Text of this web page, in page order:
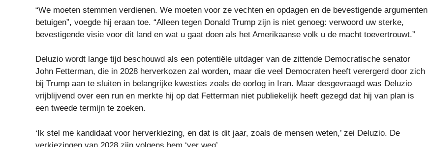
“We moeten stemmen verdienen. We moeten voor ze vechten en opdagen en de bevestigende argumenten
betuigen”, voegde hij eraan toe. “Alleen tegen Donald Trump zijn is niet genoeg: verwoord uw sterke,
bevestigende visie voor dit land en wat u gaat doen als het Amerikaanse volk u de macht toevertrouwt.”
Deluzio wordt lange tijd beschouwd als een potentiële uitdager van de zittende Democratische senator
John Fetterman, die in 2028 herverkozen zal worden, maar die veel Democraten heeft verergerd door zich
bij Trump aan te sluiten in belangrijke kwesties zoals de oorlog in Iran. Maar desgevraagd was Deluzio
vrijblijvend over een run en merkte hij op dat Fetterman niet publiekelijk heeft gezegd dat hij van plan is
een tweede termijn te zoeken.
‘Ik stel me kandidaat voor herverkiezing, en dat is dit jaar, zoals de mensen weten,’ zei Deluzio. De
verkiezingen van 2028 zijn volgens hem ‘ver weg’.